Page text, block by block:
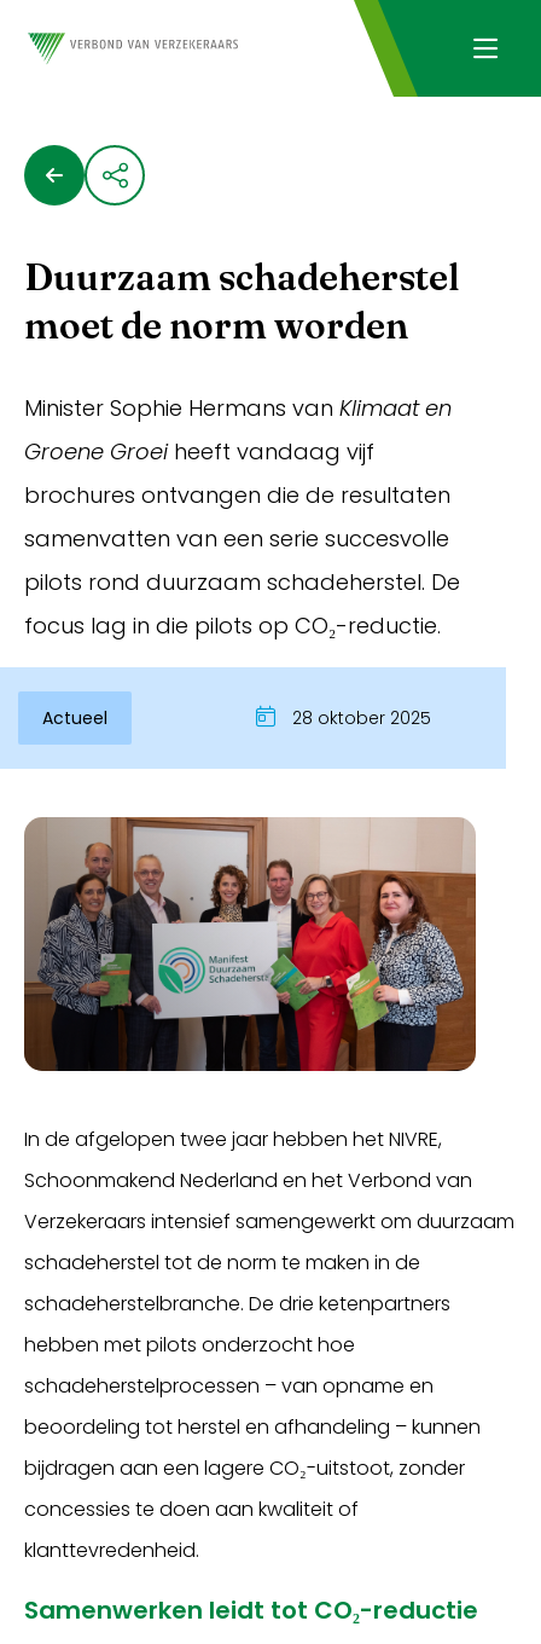
Inloggen
Duurzaam schadeherstel
moet de norm worden
Minister Sophie Hermans van Klimaat en
Groene Groeiheeft vandaag vijf
brochures ontvangen die de resultaten
samenvatten van een serie succesvolle
pilots rond duurzaam schadeherstel. De
focus lag in die pilots op CO₂-reductie.
Actueel 28 oktober 2025
In de afgelopen twee jaar hebben het NIVRE,
Schoonmakend Nederland en het Verbond van
Verzekeraars intensief samengewerkt om duurzaam
schadeherstel tot de norm te maken in de
schadeherstelbranche. De drie ketenpartners
hebben met pilots onderzocht hoe
schadeherstelprocessen – van opname en
beoordeling tot herstel en afhandeling – kunnen
bijdragen aan een lagere CO₂-uitstoot, zonder
concessies te doen aan kwaliteit of
klanttevredenheid.
Samenwerken leidt tot CO₂-reductie